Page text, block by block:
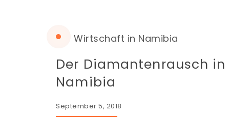
Wirtschaft in Namibia
Der Diamantenrausch in
Namibia
September 5, 2018